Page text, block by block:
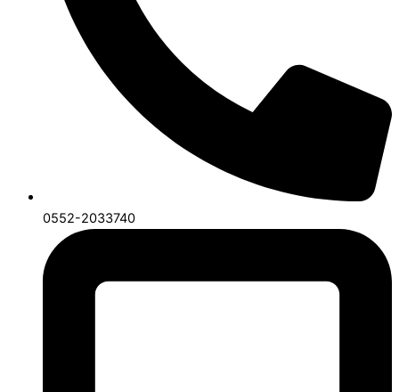
0552-2033740